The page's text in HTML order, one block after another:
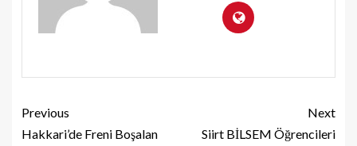
Previous
Hakkari’de Freni Boşalan
Next
Siirt BİLSEM Öğrencileri